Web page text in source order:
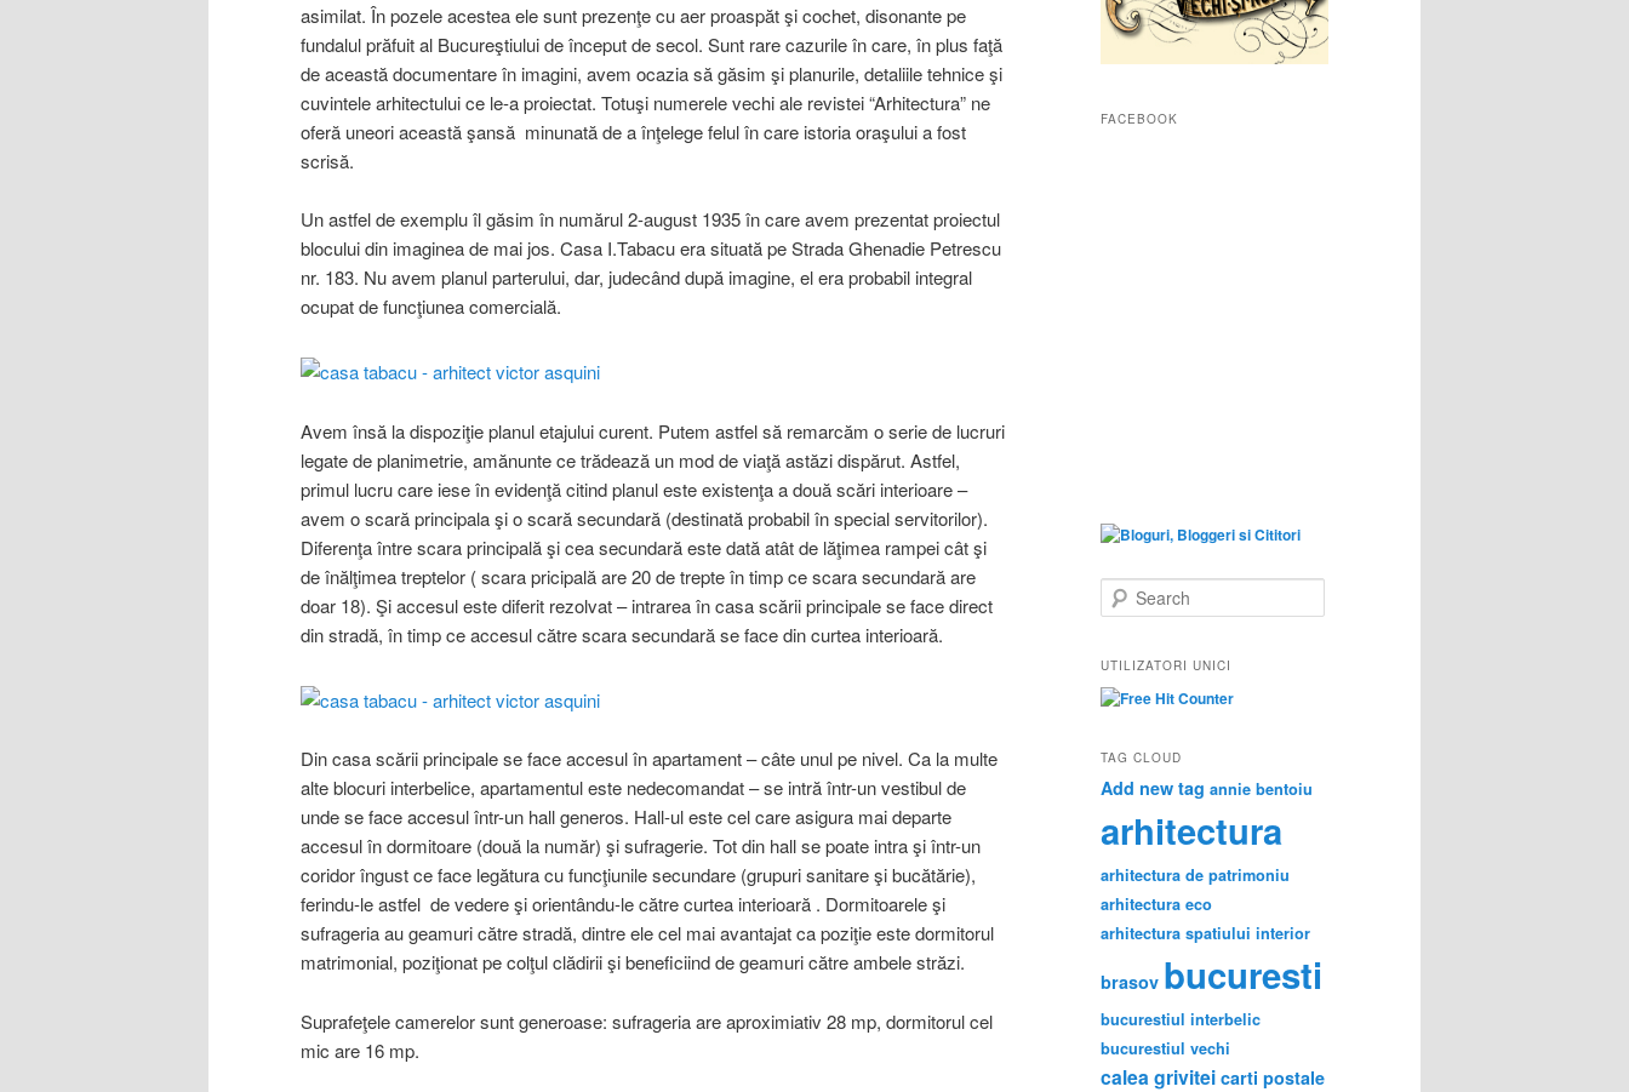
asimilat. În pozele acestea ele sunt prezenţe cu aer proaspăt şi cochet, disonante pe
fundalul prăfuit al Bucureştiului de început de secol. Sunt rare cazurile în care, în plus faţă
de această documentare în imagini, avem ocazia să găsim şi planurile, detaliile tehnice şi
cuvintele arhitectului ce le-a proiectat. Totuşi numerele vechi ale revistei “Arhitectura” ne
oferă uneori această şansă minunată de a înţelege felul în care istoria oraşului a fost
scrisă.
Un astfel de exemplu îl găsim în numărul 2-august 1935 în care avem prezentat proiectul
blocului din imaginea de mai jos. Casa I.Tabacu era situată pe Strada Ghenadie Petrescu
nr. 183. Nu avem planul parterului, dar, judecând după imagine, el era probabil integral
ocupat de funcţiunea comercială.
Avem însă la dispoziţie planul etajului curent. Putem astfel să remarcăm o serie de lucruri
legate de planimetrie, amănunte ce trădează un mod de viaţă astăzi dispărut. Astfel,
primul lucru care iese în evidenţă citind planul este existenţa a două scări interioare –
avem o scară principala şi o scară secundară (destinată probabil în special servitorilor).
Diferenţa între scara principală şi cea secundară este dată atât de lăţimea rampei cât şi
de înălţimea treptelor ( scara pricipală are 20 de trepte în timp ce scara secundară are
doar 18). Şi accesul este diferit rezolvat – intrarea în casa scării principale se face direct
din stradă, în timp ce accesul către scara secundară se face din curtea interioară.
Din casa scării principale se face accesul în apartament – câte unul pe nivel. Ca la multe
alte blocuri interbelice, apartamentul este nedecomandat – se intră într-un vestibul de
unde se face accesul într-un hall generos. Hall-ul este cel care asigura mai departe
accesul în dormitoare (două la număr) şi sufragerie. Tot din hall se poate intra şi într-un
coridor îngust ce face legătura cu funcţiunile secundare (grupuri sanitare şi bucătărie),
ferindu-le astfel de vedere şi orientându-le către curtea interioară . Dormitoarele şi
sufrageria au geamuri către stradă, dintre ele cel mai avantajat ca poziţie este dormitorul
matrimonial, poziţionat pe colţul clădirii şi beneficiind de geamuri către ambele străzi.
Suprafeţele camerelor sunt generoase: sufrageria are aproximiativ 28 mp, dormitorul cel
mic are 16 mp.
FACEBOOK
e
r
h
UTILIZATORI UNICI
TAG CLOUD
Add new tag annie bentoiu
arhitectura
arhitectura de patrimoniu
arhitectura eco
arhitectura spatiului interior
brasov bucuresti
bucurestiul interbelic
bucurestiul vechi
calea grivitei carti postale